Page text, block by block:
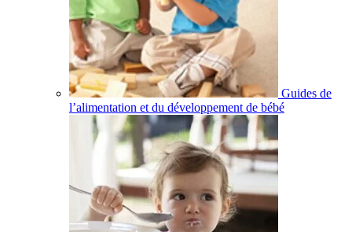
Guides de
l’alimentation et du développement de bébé